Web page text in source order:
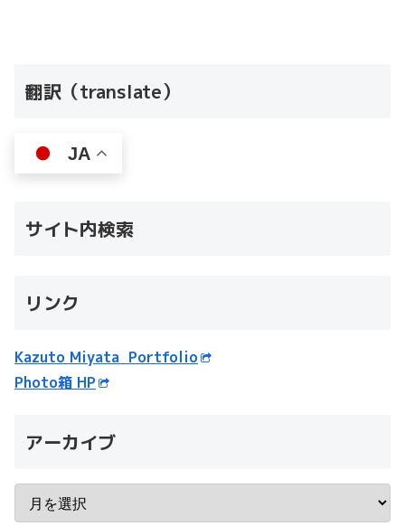
翻訳（translate）
JA
サイト内検索
リンク
Kazuto Miyata Portfolio
Photo箱 HP
アーカイブ